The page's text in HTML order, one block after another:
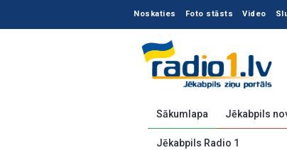
Noskaties Foto stāsts Video
Sākumlapa Jēkabpils
Jēkabpils Radio 1